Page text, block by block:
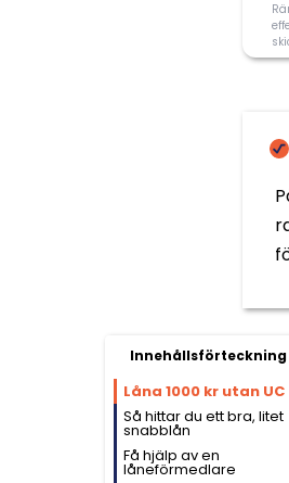
Innehållsförteckning
Låna 1000 kr utan UC
Så hittar du ett bra, litet
snabblån
Få hjälp av en
låneförmedlare